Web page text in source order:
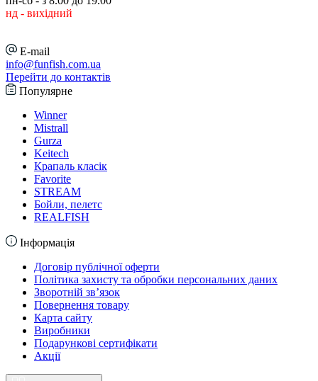
нд - вихідний
E-mail
info@funfish.com.ua
Перейти до контактів
Популярне
Winner
Mistrall
Gurza
Keitech
Крапаль класік
Favorite
STREAM
Бойли, пелетс
REALFISH
Інформація
Договір публічної оферти
Політика захисту та обробки персональних даних
Зворотній зв’язок
Повернення товару
Карта сайту
Виробники
Подарункові сертифікати
Акції